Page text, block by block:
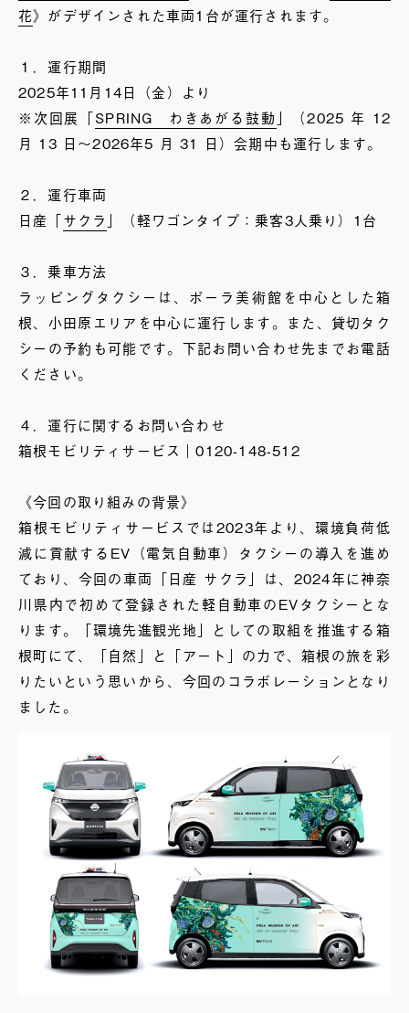
花》がデザインされた車両1台が運行されます。
１．運行期間
2025年11月14日（金）より
※次回展「SPRING わきあがる鼓動 」（2025 年 12
月 13 日～2026年5 月 31 日）会期中も運行します。
２．運行車両
日産「サクラ 」（軽ワゴンタイプ：乗客3人乗り）1台
３．乗車方法
ラッピングタクシーは、ポーラ美術館を中心とした箱
根、小田原エリアを中心に運行します。また、貸切タク
シーの予約も可能です。下記お問い合わせ先までお電話
ください。
４．運行に関するお問い合わせ
箱根モビリティサービス｜0120-148-512
《今回の取り組みの背景》
箱根モビリティサービスでは2023年より、環境負荷低
減に貢献するEV（電気自動車）タクシーの導入を進め
ており、今回の車両「日産 サクラ」は、2024年に神奈
川県内で初めて登録された軽自動車のEVタクシーとな
ります。「環境先進観光地」としての取組を推進する箱
根町にて、「自然」と「アート」の力で、箱根の旅を彩
りたいという思いから、今回のコラボレーションとなり
ました。